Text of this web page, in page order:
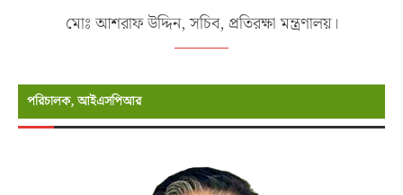
মোঃ আশরাফ উদ্দিন, সচিব, প্রতিরক্ষা মন্ত্রণালয়।
পরিচালক, আইএসপিআর